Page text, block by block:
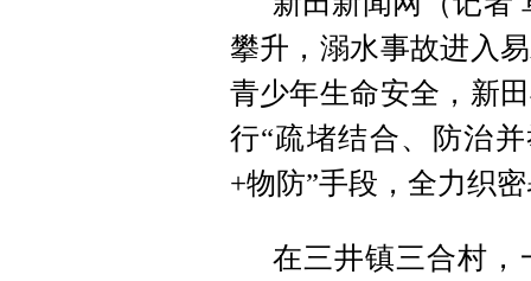
攀升，溺水事故进入
青少年生命安全，新
行“疏堵结合、防治
+物防”手段，全力织
在三井镇三合村，